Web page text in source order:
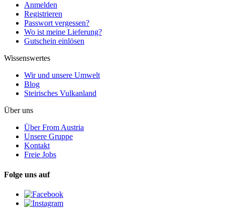
Anmelden
Registrieren
Passwort vergessen?
Wo ist meine Lieferung?
Gutschein einlösen
Wissenswertes
Wir und unsere Umwelt
Blog
Steirisches Vulkanland
Über uns
Über From Austria
Unsere Gruppe
Kontakt
Freie Jobs
Folge uns auf